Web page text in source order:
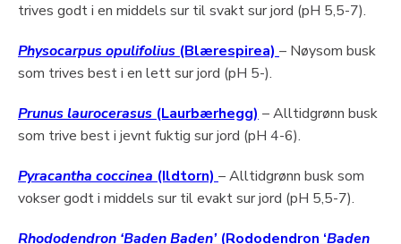
trives godt i en middels sur til svakt sur jord (pH 5,5-7).
Physocarpus opulifolius (Blærespirea) – Nøysom busk
som trives best i en lett sur jord (pH 5-).
Prunus laurocerasus (Laurbærhegg) – Alltidgrønn busk
som trive best i jevnt fuktig sur jord (pH 4-6).
Pyracantha coccinea (Ildtorn) – Alltidgrønn busk som
vokser godt i middels sur til evakt sur jord (pH 5,5-7).
Rhododendron ‘Baden Baden’ (Rododendron ‘Baden